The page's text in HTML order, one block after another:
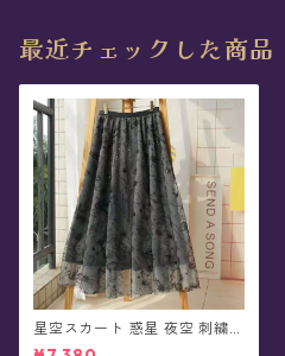
最近チェックした商品
星空スカート 惑星 夜空 刺繍
チュール - Musica(全2色)